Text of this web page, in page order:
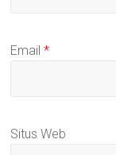
Email*
Situs Web